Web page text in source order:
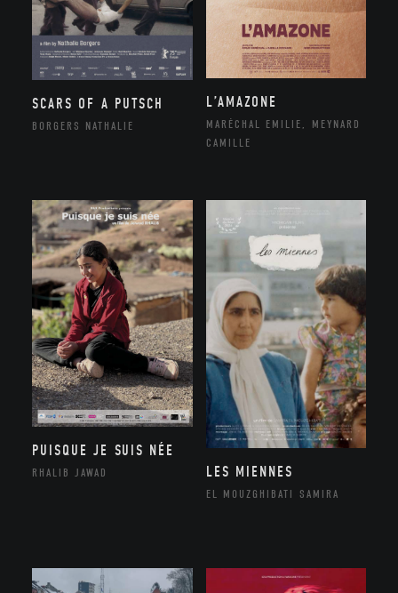
SCARS OF A PUTSCH
BORGERS NATHALIE
L’AMAZONE
MARÉCHAL EMILIE, MEYNARD
CAMILLE
PUISQUE JE SUIS NÉE
RHALIB JAWAD LES MIENNES
EL MOUZGHIBATI SAMIRA